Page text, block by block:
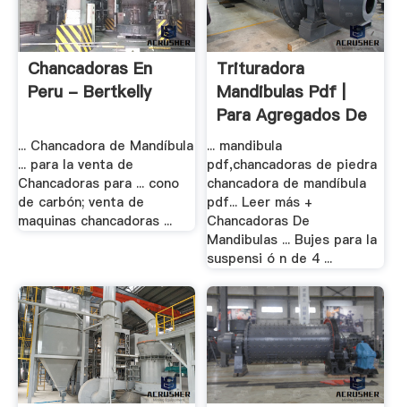
Chancadoras En
Peru - Bertkelly
... Chancadora de Mandíbula
... para la venta de
Chancadoras para ... cono
de carbón; venta de
maquinas chancadoras ...
Trituradora
Mandibulas Pdf |
Para Agregados De
...
... mandibula
pdf,chancadoras de piedra
chancadora de mandíbula
pdf... Leer más +
Chancadoras De
Mandibulas ... Bujes para la
suspensi ó n de 4 ...